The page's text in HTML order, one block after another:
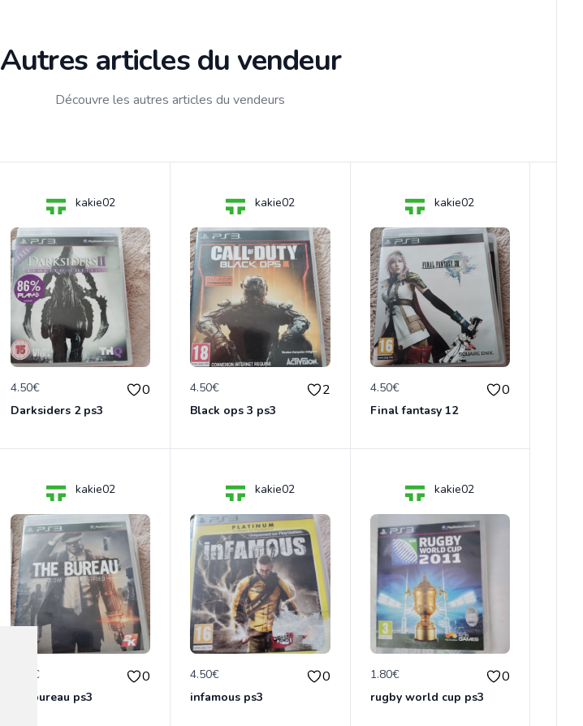
Autres articles du vendeur
Découvre les autres articles du vendeurs
kakie02
4.50€ 0
Darksiders 2 ps3
kakie02
4.50€ 2
Black ops 3 ps3
kakie02
4.50€ 0
Final fantasy 12
kakie02
4.50€ 0
the bureau ps3
kakie02
4.50€ 0
infamous ps3
kakie02
1.80€ 0
rugby world cup ps3